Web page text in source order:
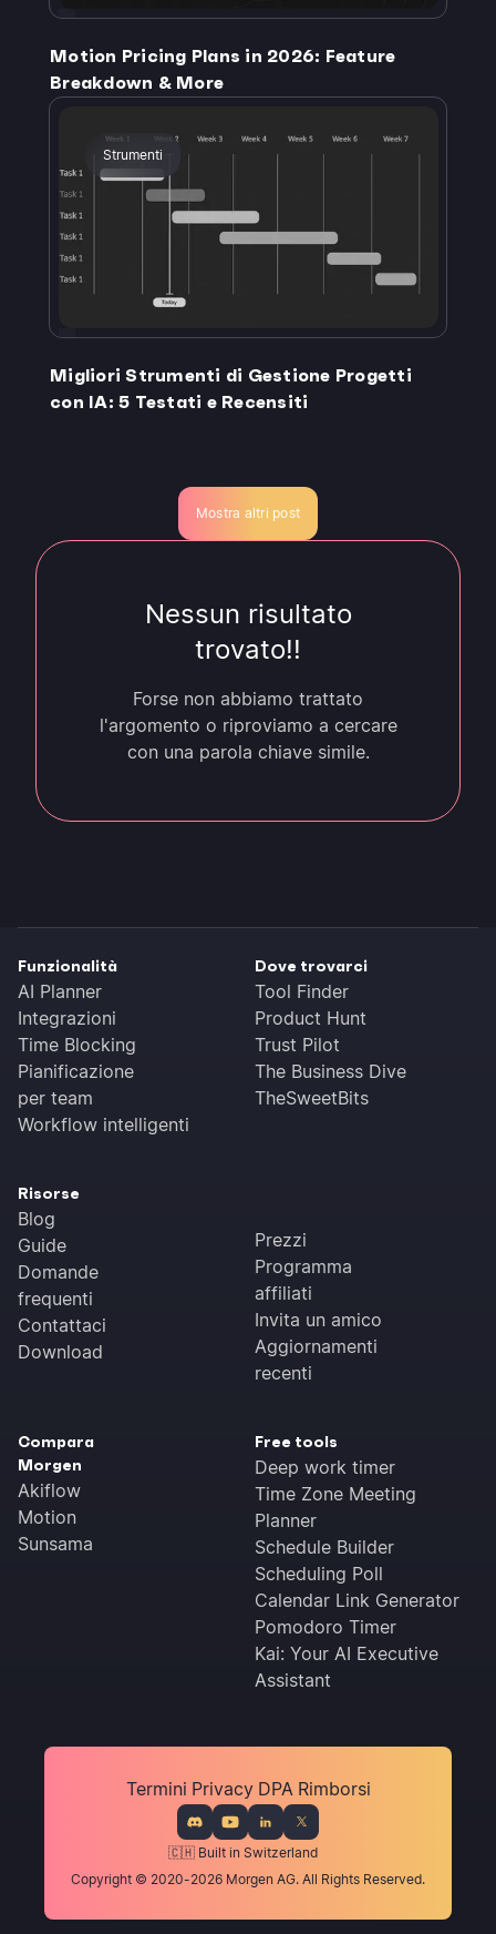
Motion Pricing Plans in 2026: Feature
Breakdown & More
Strumenti
Migliori Strumenti di Gestione Progetti
con IA: 5 Testati e Recensiti
Mostra altri post
Nessun risultato
trovato!!
Forse non abbiamo trattato
l'argomento o riproviamo a cercare
con una parola chiave simile.
Funzionalità
AI Planner
Integrazioni
Time Blocking
Pianificazione
per team
Workflow intelligenti
Dove trovarci
Tool Finder
Product Hunt
Trust Pilot
The Business Dive
TheSweetBits
Risorse
Blog
Guide
Domande
frequenti
Contattaci
Download
Prezzi
Programma
affiliati
Invita un amico
Aggiornamenti
recenti
Compara
Morgen
Akiflow
Motion
Sunsama
Free tools
Deep work timer
Time Zone Meeting
Planner
Schedule Builder
Scheduling Poll
Calendar Link Generator
Pomodoro Timer
Kai: Your AI Executive
Assistant
🇨🇭 Built in Switzerland
Copyright © 2020-2026 Morgen AG. All Rights Reserved.
Termini Privacy DPA Rimborsi